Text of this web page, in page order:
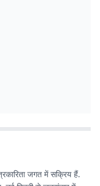
जगत में सक्रिय हैं.